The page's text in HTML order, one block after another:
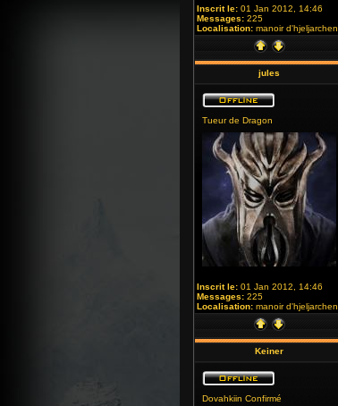
Inscrit le: 01 Jan 2012, 14:46
Messages: 225
Localisation: manoir d'hjeljarchen
jules
Tueur de Dragon
Inscrit le: 01 Jan 2012, 14:46
Messages: 225
Localisation: manoir d'hjeljarchen
Keiner
Dovahkiin Confirmé